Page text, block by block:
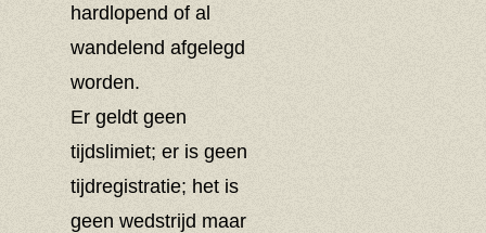
hardlopend of al
wandelend afgelegd
worden.
Er geldt geen
tijdslimiet; er is geen
tijdregistratie; het is
geen wedstrijd maar